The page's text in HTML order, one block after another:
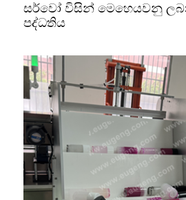
සර්වෝ විසින් මෙහෙයවනු
පද්ධතිය